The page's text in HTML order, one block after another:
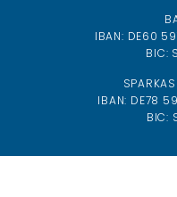
IBAN: DE60
BIC:
IBAN: DE78
BIC: